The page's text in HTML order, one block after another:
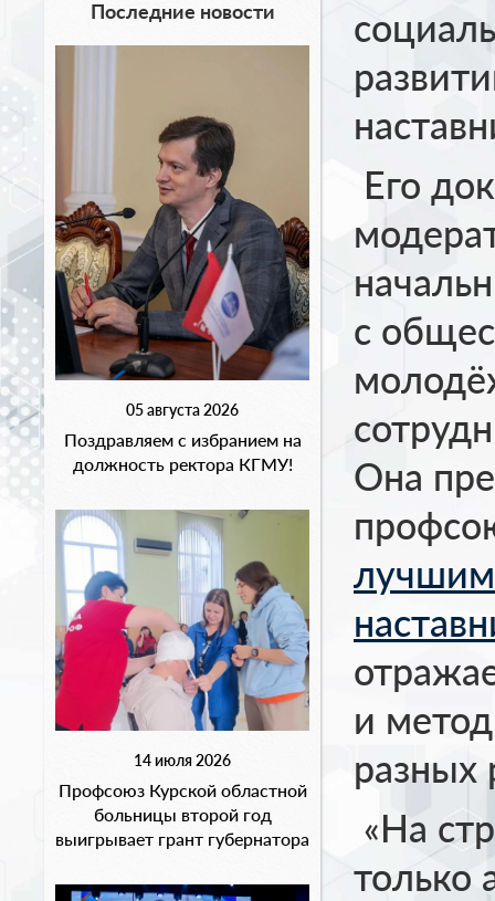
Последние новости
05 августа 2026
Поздравляем с избранием на
должность ректора КГМУ!
14 июля 2026
Профсоюз Курской областной
больницы второй год
выигрывает грант губернатора
Его
с
Она
и
разных
«На
только